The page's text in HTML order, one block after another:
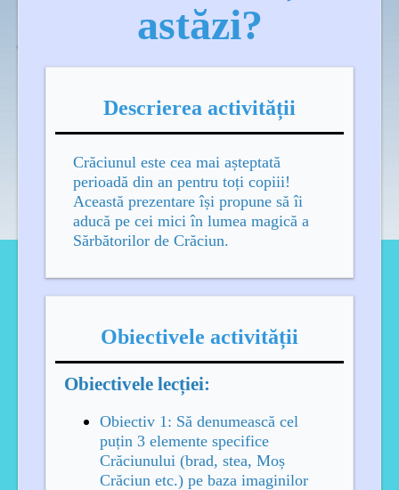
astăzi?
Descrierea activității
Crăciunul este cea mai așteptată
perioadă din an pentru toți copiii!
Această prezentare își propune să îi
aducă pe cei mici în lumea magică a
Sărbătorilor de Crăciun.
Obiectivele activității
Obiectivele lecției:
Obiectiv 1: Să denumească cel
puțin 3 elemente specifice
Crăciunului (brad, stea, Moș
Crăciun etc.) pe baza imaginilor